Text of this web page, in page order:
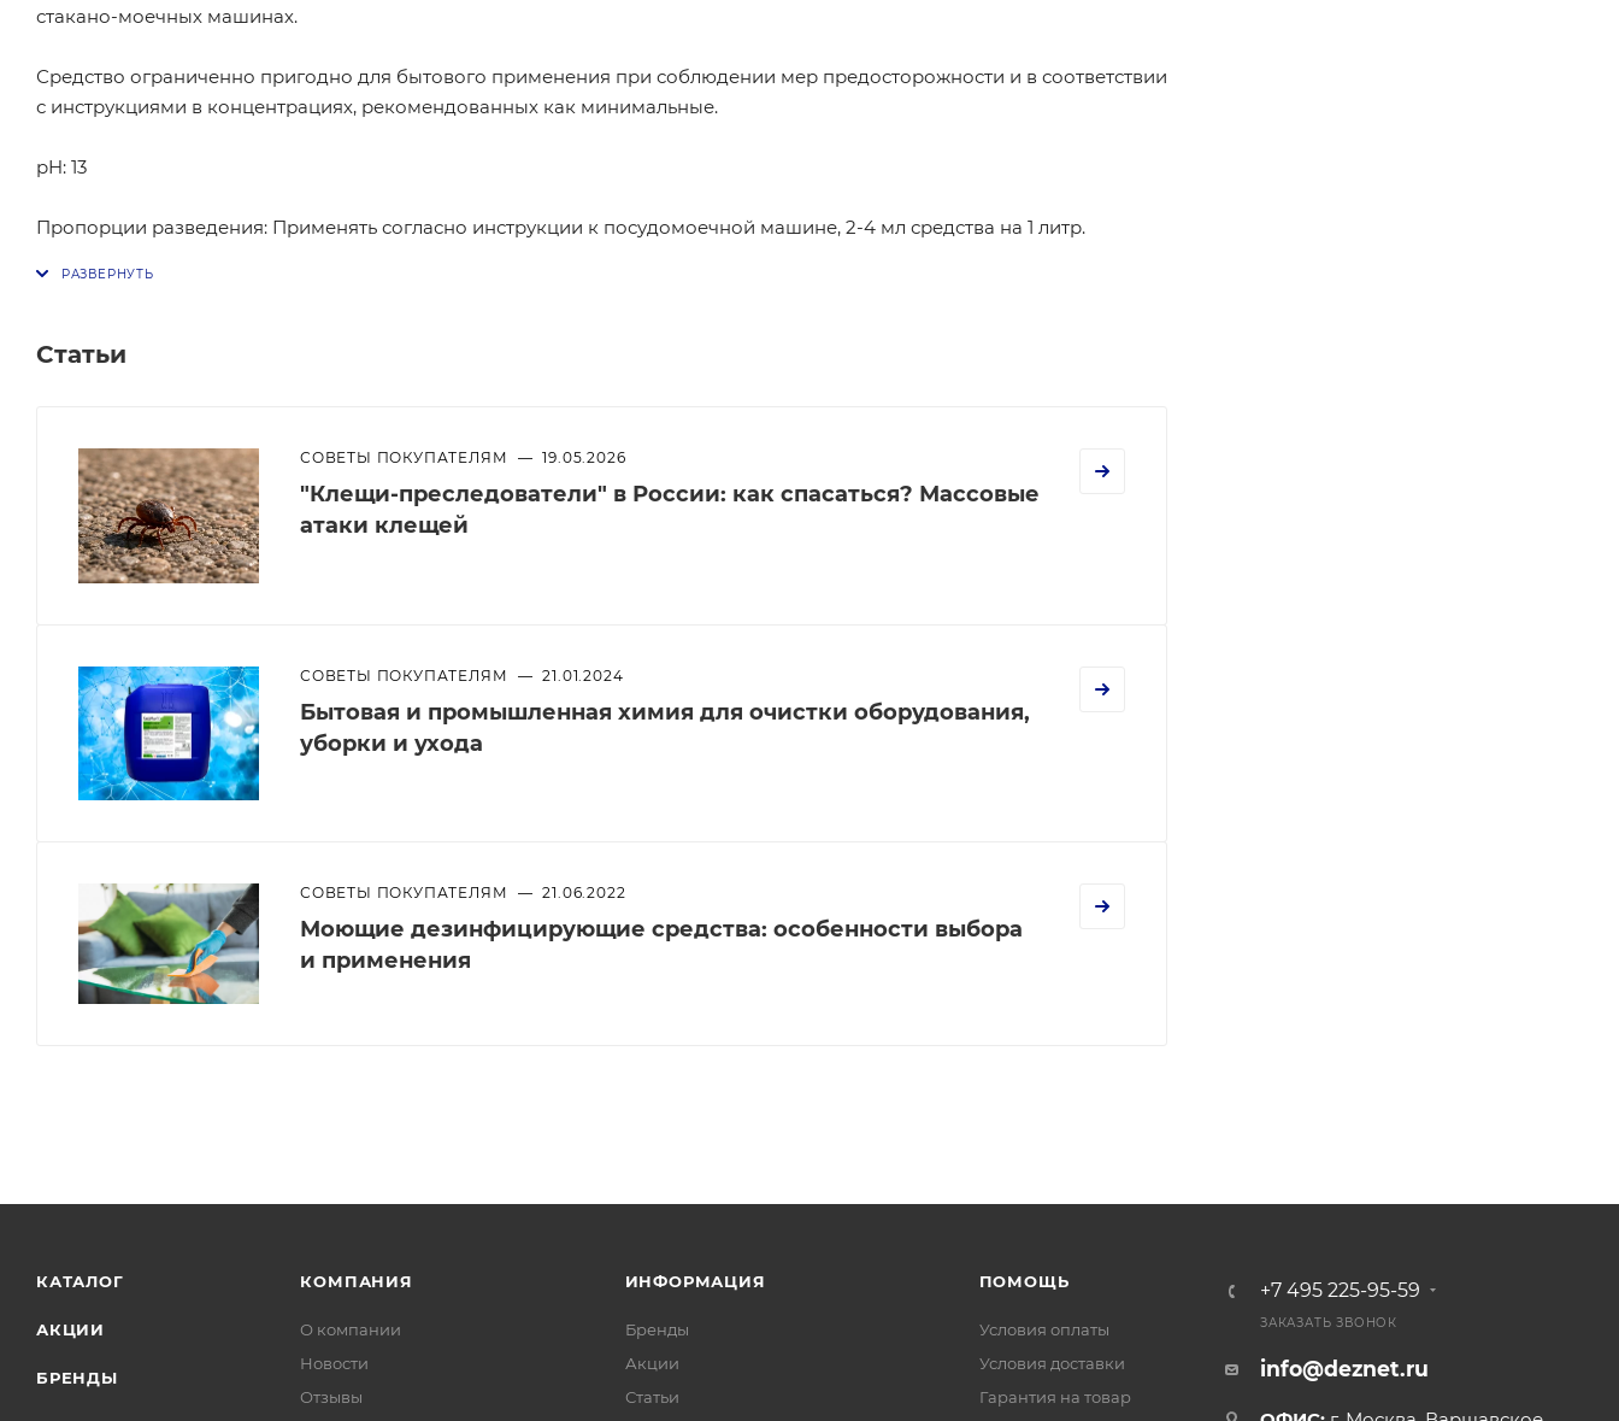
стакано-моечных машинах.
Средство ограниченно пригодно для бытового применения при соблюдении мер предосторожности и в соответствии
с инструкциями в концентрациях, рекомендованных как минимальные.
рH: 13
Пропорции разведения: Применять согласно инструкции к посудомоечной машине, 2-4 мл средства на 1 литр.
Статьи
СОВЕТЫ ПОКУПАТЕЛЯМ — 19.05.2026
"Клещи-преследователи" в России: как спасаться? Массовые
атаки клещей
СОВЕТЫ ПОКУПАТЕЛЯМ — 21.01.2024
Бытовая и промышленная химия для очистки оборудования,
уборки и ухода
СОВЕТЫ ПОКУПАТЕЛЯМ — 21.06.2022
Моющие дезинфицирующие средства: особенности выбора
и применения
КАТАЛОГ
АКЦИИ
БРЕНДЫ
КОМПАНИЯ
О компании
Новости
Отзывы
ИНФОРМАЦИЯ
Бренды
Акции
Статьи
ПОМОЩЬ
Условия оплаты
Условия доставки
Гарантия на товар
+7 495 225-95-59
ЗАКАЗАТЬ ЗВОНОК
info@deznet.ru